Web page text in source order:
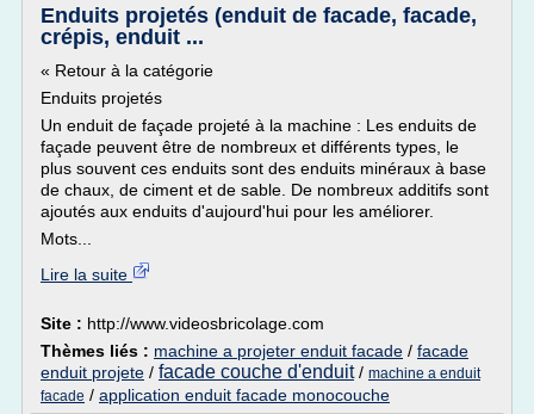
Enduits projetés (enduit de facade, facade,
crépis, enduit ...
« Retour à la catégorie
Enduits projetés
Un enduit de façade projeté à la machine : Les enduits de
façade peuvent être de nombreux et différents types, le
plus souvent ces enduits sont des enduits minéraux à base
de chaux, de ciment et de sable. De nombreux additifs sont
ajoutés aux enduits d'aujourd'hui pour les améliorer.
Mots...
Lire la suite
Site : http://www.videosbricolage.com
Thèmes liés : machine a projeter enduit facade / facade
enduit projete / facade couche d'enduit/ machine a enduit
facade / application enduit facade monocouche